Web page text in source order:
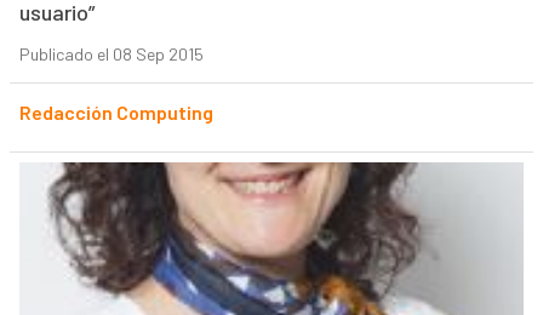
usuario”
Publicado el 08 Sep 2015
Redacción Computing